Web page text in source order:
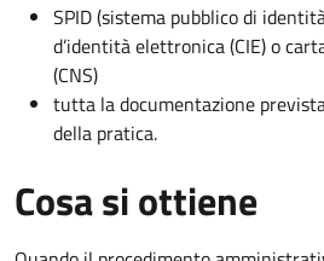
SPID (sistema pubblico di
d’identità elettronica (CIE) o
(CNS)
tutta la documentazione
della pratica.
Cosa si ottiene